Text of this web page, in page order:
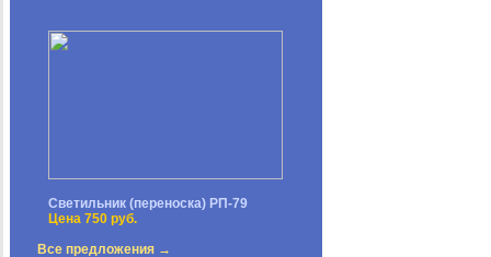
Светильник (переноска) РП-79
Цена 750 руб.
Все предложения →